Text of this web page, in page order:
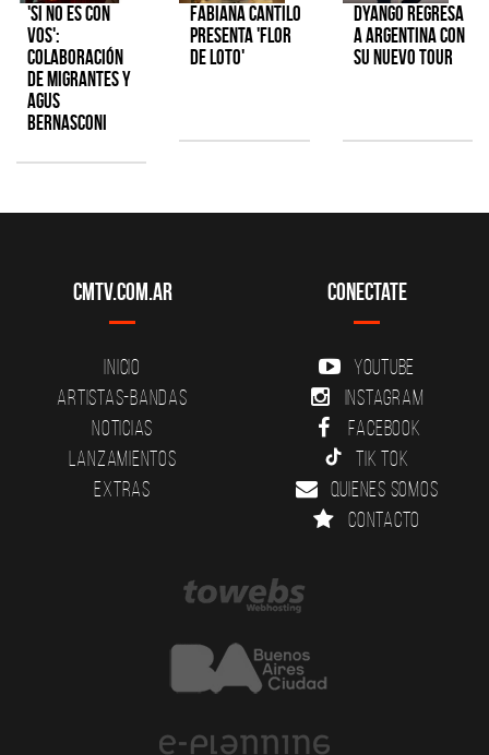
'Si No Es Con
Vos':
colaboración
de Migrantes y
Agus
Bernasconi
Fabiana Cantilo
presenta 'Flor
de Loto'
Dyango regresa
a Argentina con
su nuevo tour
CMTV.com.ar
Inicio
Artistas-Bandas
Noticias
Lanzamientos
Extras
Conectate
YouTube
Instagram
Facebook
Tik Tok
Quienes somos
Contacto